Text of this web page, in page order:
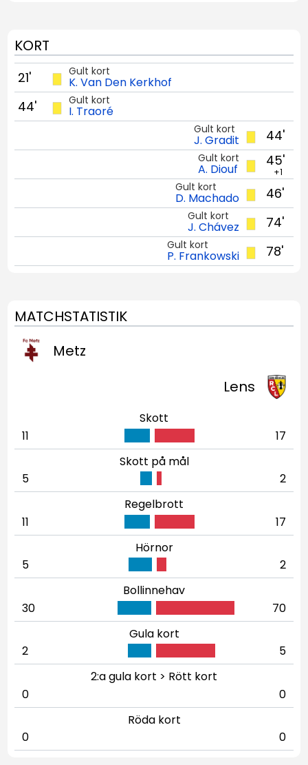
KORT
Gult kort
K. Van Den Kerkhof
21'
Gult kort
I. Traoré
44'
44'
Gult kort
J. Gradit
45'
+1
Gult kort
A. Diouf
46'
Gult kort
D. Machado
74'
Gult kort
J. Chávez
78'
Gult kort
P. Frankowski
MATCHSTATISTIK
Metz
Lens
Skott
11
17
Skott på mål
5
2
Regelbrott
11
17
Hörnor
5
2
Bollinnehav
30
70
Gula kort
2
5
2:a gula kort > Rött kort
0
0
Röda kort
0
0